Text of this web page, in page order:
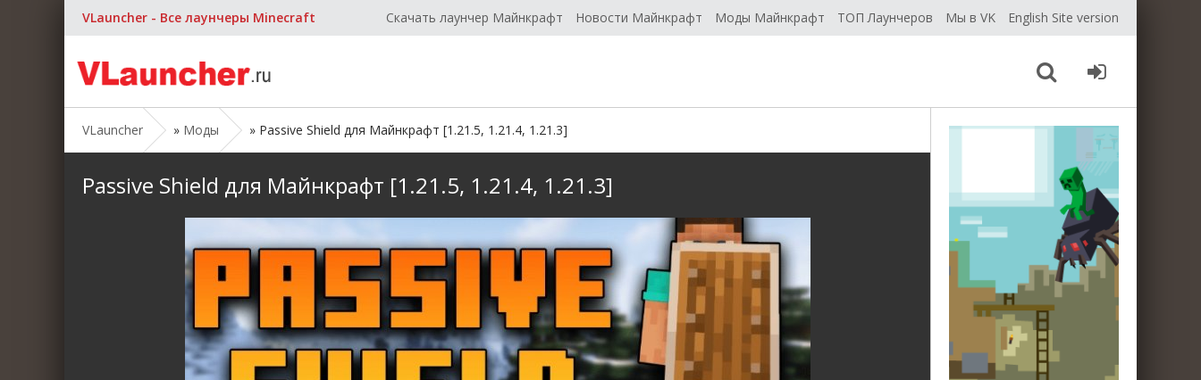
VLauncher - Все лаунчеры Minecraft Скачать лаунчер Майнкрафт Новости Майнкрафт Моды Майнкрафт ТОП Лаунчеров Мы в VK English Site version
VLauncher » Моды » Passive Shield для Майнкрафт [1.21.5, 1.21.4, 1.21.3]
Passive Shield для Майнкрафт [1.21.5, 1.21.4, 1.21.3]